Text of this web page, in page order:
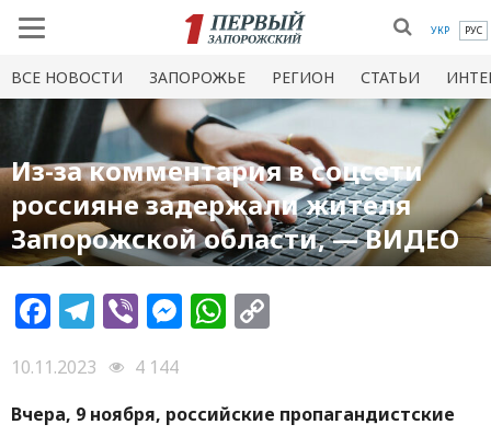
УКР РУС
ВСЕ НОВОСТИ ЗАПОРОЖЬЕ РЕГИОН СТАТЬИ
Из-за комментария в соцсети
россияне задержали жителя
Запорожской области, — ВИДЕО
Facebook
Telegram
ViberMessenger
WhatsApp
10.11.2023
4 144
Вчера, 9 ноября, российские пропагандистские